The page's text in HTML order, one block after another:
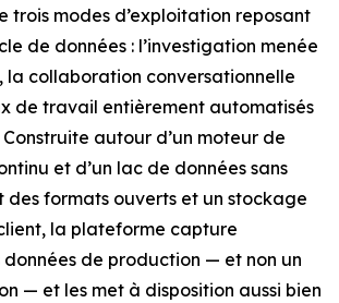
trois modes d’exploitation reposant
de données : l’investigation menée
la collaboration conversationnelle
de travail entièrement automatisés
autour d’un moteur de
et d’un lac de données sans
des formats ouverts et un stockage
la plateforme capture
données de production — et non un
— et les met à disposition aussi bien